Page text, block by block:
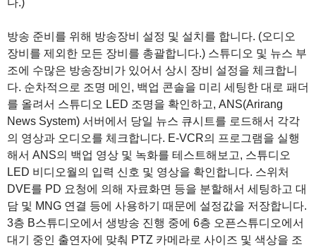
다.)
방송 준비를 위해 방송장비 설정 및 설치를 합니다. (오디오
장비를 제외한 모든 장비를 총괄합니다.) 스튜디오 및 뉴스 부
조에 수많은 방송장비가 있어서 상시 장비 설정을 체크합니
다. 순차적으로 조명 메인, 백업 콘솔을 미리 세팅한 대로 패더
를 올려서 스튜디오 LED 조명을 확인하고, ANS(Arirang
News System) 서버에서 당일 뉴스 큐시트를 로드해서 각각
의 영상과 오디오를 체크합니다. E-VCR의 프로그램을 실행
해서 ANS의 백업 영상 및 녹화를 테스트해보고, 스튜디오
LED 비디오월의 입력 신호 및 영상을 확인합니다. 스위처
DVE를 PD 요청에 의해 자료화면 등을 분할해서 세팅하고 대
담 및 MNG 연결 등에 사용하기 때문에 설정값을 저장합니다.
3층 B스튜디오에서 생방송 진행 중에 6층 오픈스튜디오에서
대기 중인 출연자에 맞춰 PTZ 카메라로 사이즈 및 색상을 조